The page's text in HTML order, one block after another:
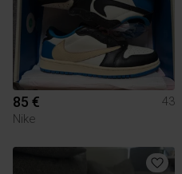
85 €
43
Nike